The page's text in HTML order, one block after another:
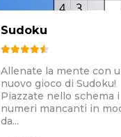
Sudoku
Allenate la mente con
nuovo gioco di Sudoku!
Piazzate nello schema i
numeri mancanti in
da...